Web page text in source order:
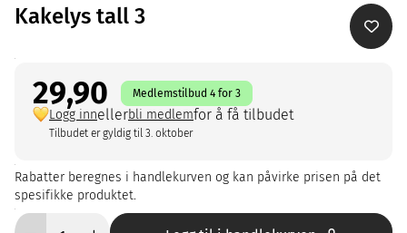
Kakelys tall 3
29,90 Medlemstilbud 4 for 3
Logg innellerbli medlemfor å få tilbudet
Tilbudet er gyldig til 3. oktober
Rabatter beregnes i handlekurven og kan påvirke prisen på det
spesifikke produktet.